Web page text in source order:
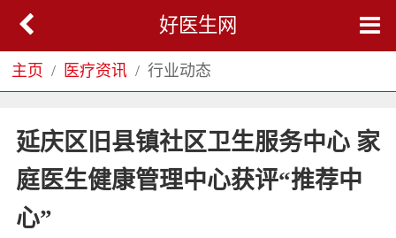
好医生网
主页 医疗资讯 行业动态
延庆区旧县镇社区卫生服务中心 家
庭医生健康管理中心获评“推荐中
心”